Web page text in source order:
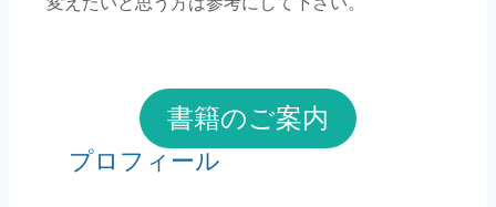
書籍のご案内
プロフィール